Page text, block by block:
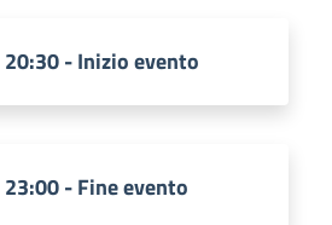
20:30 - Inizio evento
23:00 - Fine evento